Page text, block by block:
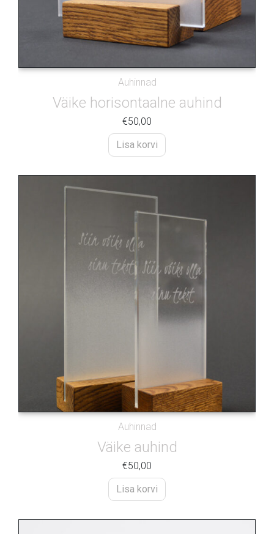
Auhinnad
Väike horisontaalne auhind
€50,00
Lisa korvi
Auhinnad
Väike auhind
€50,00
Lisa korvi